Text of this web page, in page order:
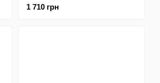
1 710 грн